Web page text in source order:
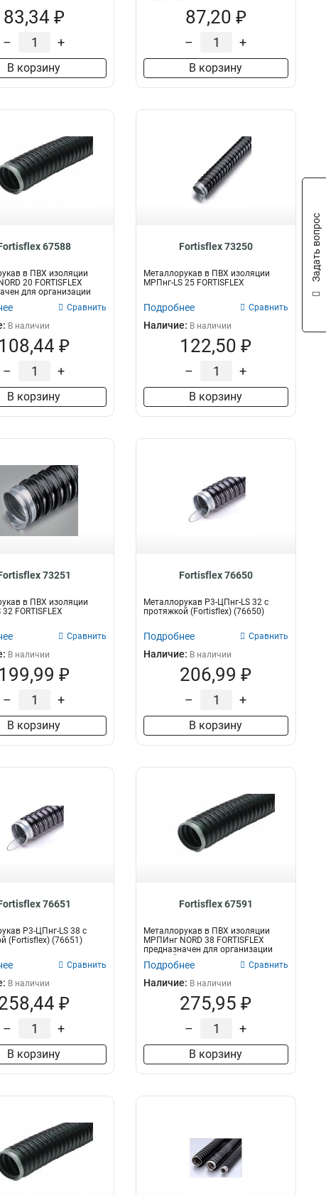
83,34 ₽
– +
В корзину
87,20 ₽
– +
В корзину
67588
в ПВХ изоляции
20 FORTISFLEX
для организации
Сравнить
В наличии
108,44 ₽
– +
В корзину
Fortisflex 73250
Металлорукав в ПВХ изоляции
МРПнг-LS 25 FORTISFLEX
Подробнее Сравнить
Наличие: В наличии
122,50 ₽
– +
В корзину
73251
в ПВХ изоляции
FORTISFLEX
Сравнить
В наличии
199,99 ₽
– +
В корзину
Fortisflex 76650
Металлорукав Р3-ЦПнг-LS 32 с
протяжкой (Fortisflex) (76650)
Подробнее Сравнить
Наличие: В наличии
206,99 ₽
– +
В корзину
76651
Р3-ЦПнг-LS 38 с
(Fortisflex) (76651)
Сравнить
В наличии
₽
– +
В корзину
Fortisflex 67591
Металлорукав в ПВХ изоляции
МРПИнг NORD 38 FORTISFLEX
предназначен для организации
скрытой и от...
Подробнее Сравнить
Наличие: В наличии
275,95 ₽
– +
В корзину
Задать вопрос